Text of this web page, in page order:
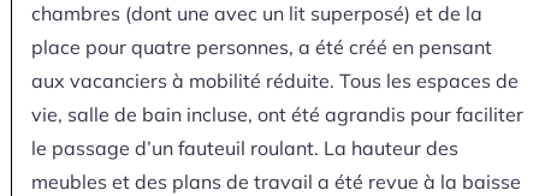
chambres (dont une avec un lit superposé) et de la
place pour quatre personnes, a été créé en pensant
aux vacanciers à mobilité réduite. Tous les espaces de
vie, salle de bain incluse, ont été agrandis pour faciliter
le passage d’un fauteuil roulant. La hauteur des
meubles et des plans de travail a été revue à la baisse